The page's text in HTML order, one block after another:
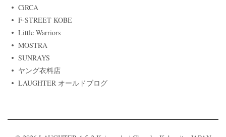
CiRCA
F-STREET KOBE
Little Warriors
MOSTRA
SUNRAYS
ヤング衣料店
LAUGHTER オールドブログ